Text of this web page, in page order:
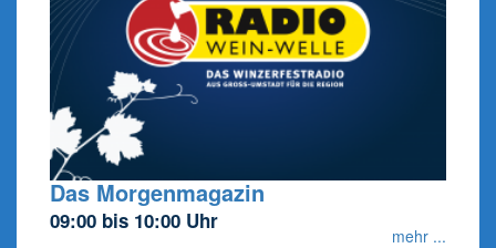
Das Morgenmagazin
09:00 bis 10:00 Uhr
mehr ...